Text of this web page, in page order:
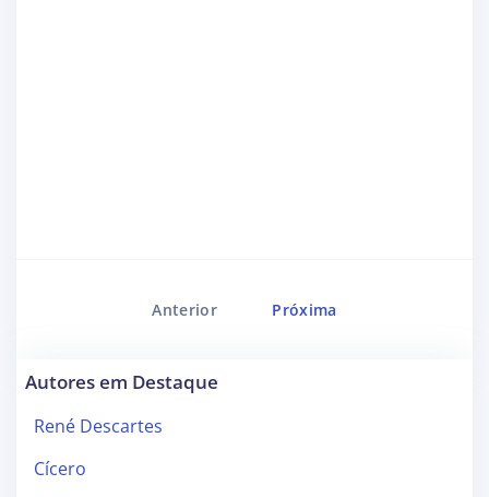
Anterior Próxima
Autores em Destaque
René Descartes
Cícero